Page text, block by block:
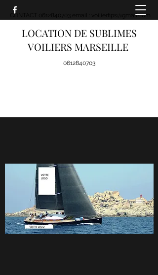
LOCATION DE SUBLIMES
VOILIERS MARSEILLE
0612840703
CONTACT 0612840703 email : voilierfips@gmail.com